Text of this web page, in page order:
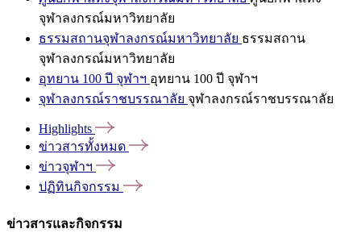
จุฬาลงกรณ์มหาวิทยาลัย
ธรรมสถานจุฬาลงกรณ์มหาวิทยาลัย ธรรมสถาน
จุฬาลงกรณ์มหาวิทยาลัย
อุทยาน 100 ปี จุฬาฯ อุทยาน 100 ปี จุฬาฯ
จุฬาลงกรณ์ราชบรรณาลัย จุฬาลงกรณ์ราชบรรณาลัย
Highlights
ข่าวสารทั้งหมด
ข่าวจุฬาฯ
ปฏิทินกิจกรรม
ข่าวสารและกิจกรรม